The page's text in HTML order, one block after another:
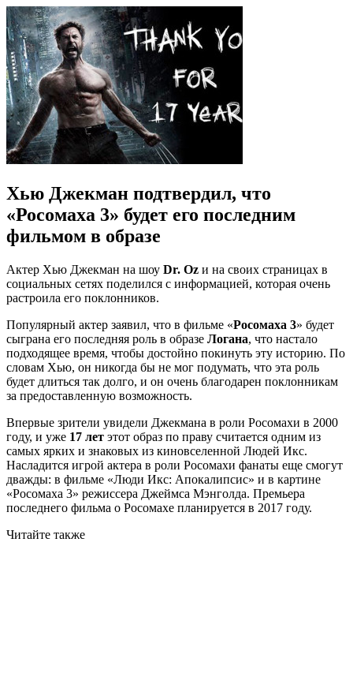
Хью Джекман подтвердил, что
«Росомаха 3» будет его последним
фильмом в образе
Актер Хью Джекман на шоу Dr. Oz и на своих страницах в
социальных сетях поделился с информацией, которая очень
растроила его поклонников.
Популярный актер заявил, что в фильме «Росомаха 3» будет
сыграна его последняя роль в образе Логана, что настало
подходящее время, чтобы достойно покинуть эту историю. По
словам Хью, он никогда бы не мог подумать, что эта роль
будет длиться так долго, и он очень благодарен поклонникам
за предоставленную возможность.
Впервые зрители увидели Джекмана в роли Росомахи в 2000
году, и уже 17 лет этот образ по праву считается одним из
самых ярких и знаковых из киновселенной Людей Икс.
Насладится игрой актера в роли Росомахи фанаты еще смогут
дважды: в фильме «Люди Икс: Апокалипсис» и в картине
«Росомаха 3» режиссера Джеймса Мэнголда. Премьера
последнего фильма о Росомахе планируется в 2017 году.
Читайте также